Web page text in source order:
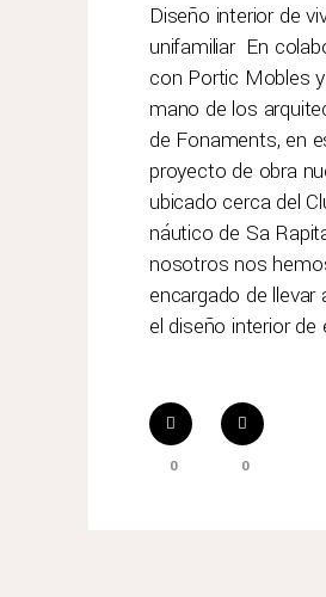
Diseño interior de
unifamiliar En
con Portic Mobles
mano de los
de Fonaments, en
proyecto de obra
ubicado cerca del
náutico de Sa
nosotros nos
encargado de llevar
el diseño interior de
0 0